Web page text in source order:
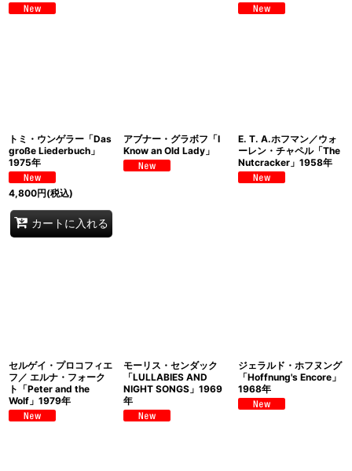
トミ・ウンゲラー「Das
große Liederbuch」
1975年
4,800円(税込)
カートに入れる
アブナー・グラボフ「I
Know an Old Lady」
E. T. A.ホフマン／ウォ
ーレン・チャペル「The
Nutcracker」1958年
セルゲイ・プロコフィエ
フ／ エルナ・フォーク
ト「Peter and the
Wolf」1979年
モーリス・センダック
「LULLABIES AND
NIGHT SONGS」1969
年
ジェラルド・ホフヌング
「Hoffnung's Encore」
1968年